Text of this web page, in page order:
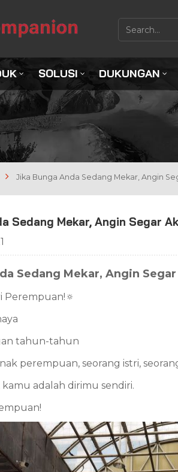
SOLUSI DUKUNGAN
Jika Bunga Anda Sedang Mekar, Angin
Sedang Mekar, Angin Segar
Sedang Mekar, Angin
Perempuan!🔅
tahun-tahun
perempuan, seorang istri,
adalah dirimu sendiri.